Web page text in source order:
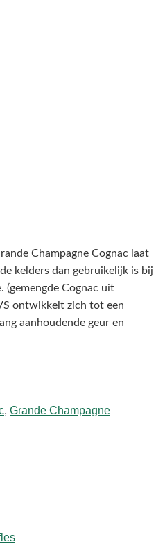
dat andere Cognacs
Champagne Cognac laat
kelders dan gebruikelijk is bij
(gemengde Cognac uit
ontwikkelt zich tot een
aanhoudende geur en
, Grande Champagne